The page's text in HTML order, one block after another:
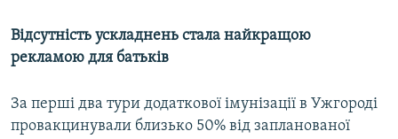
Відсутність ускладнень стала найкращою
рекламою для батьків
За перші два тури додаткової імунізації в Ужгороді
провакцинували близько 50% від запланованої